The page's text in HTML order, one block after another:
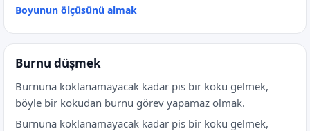
Boyunun ölçüsünü almak
Burnu düşmek
Burnuna koklanamayacak kadar pis bir koku gelmek,
böyle bir kokudan burnu görev yapamaz olmak.
Burnuna koklanamayacak kadar pis bir koku gelmek,